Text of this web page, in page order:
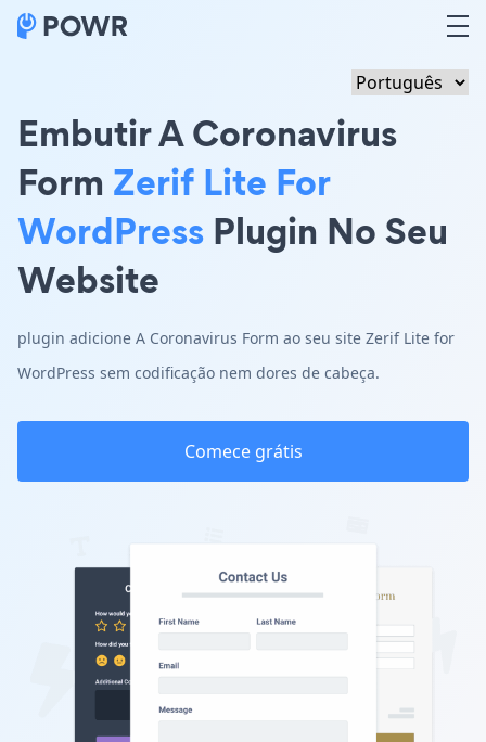
Embutir A Coronavirus
Form Zerif Lite For
WordPress Plugin No Seu
Website
plugin adicione A Coronavirus Form ao seu site Zerif Lite for
WordPress sem codificação nem dores de cabeça.
Comece grátis